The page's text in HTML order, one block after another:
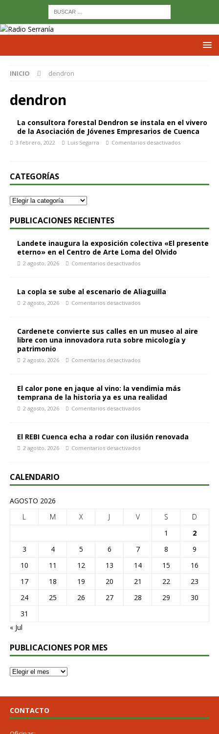
INICIO dendron
dendron
La consultora forestal Dendron se instala en el vivero
de la Asociación de Jóvenes Empresarios de Cuenca
3 febrero, 2022 Luis Segarra Comentarios desactivados
CATEGORÍAS
PUBLICACIONES RECIENTES
Landete inaugura la exposición colectiva «El presente
eterno» en el Centro de Arte Loma del Olvido
2 agosto, 2026 Comentarios desactivados
La copla se sube al escenario de Aliaguilla
2 agosto, 2026 Comentarios desactivados
Cardenete convierte sus calles en un museo al aire
libre con una innovadora ruta sobre micología y
patrimonio
2 agosto, 2026 Comentarios desactivados
El calor pone en jaque al vino: la vendimia más
temprana de la historia ya es una realidad
2 agosto, 2026 Comentarios desactivados
El REBI Cuenca echa a rodar con ilusión renovada
2 agosto, 2026 Comentarios desactivados
CALENDARIO
AGOSTO 2026
L
M X J V S
D
1
2
3
4 5 6 7 8
9
10
11 12 13 14 15
16
17
18 19 20 21 22
23
24
25 26 27 28 29
30
31
« Jul
PUBLICACIONES POR MES
CONTACTO